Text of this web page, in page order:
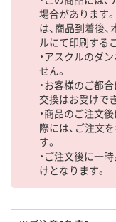
場合があります
は、商品到着後
ルにて印刷する
・アスクルのダ
せん。
・お客様のご都
交換はお受けで
・商品のご注文
際には、ご注文
す。
・ご注文後に一
けとなります。